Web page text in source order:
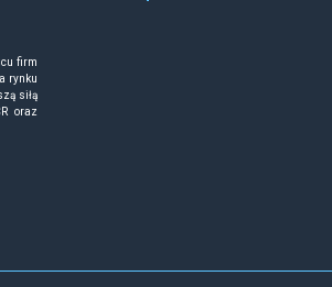
firm
rynku
siłą
oraz